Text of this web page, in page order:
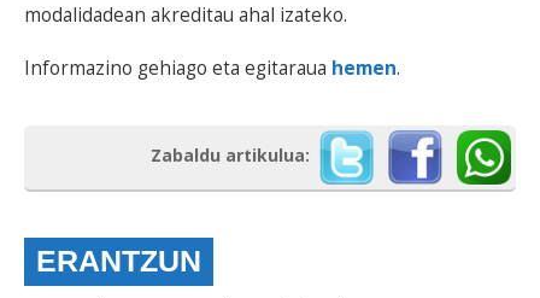
modalidadean akreditau ahal izateko.
Informazino gehiago eta egitaraua hemen.
Zabaldu artikulua:
ERANTZUN